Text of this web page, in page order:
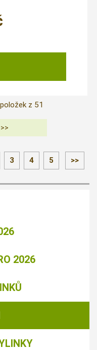
položek z 51
3 4 5 >>
2026